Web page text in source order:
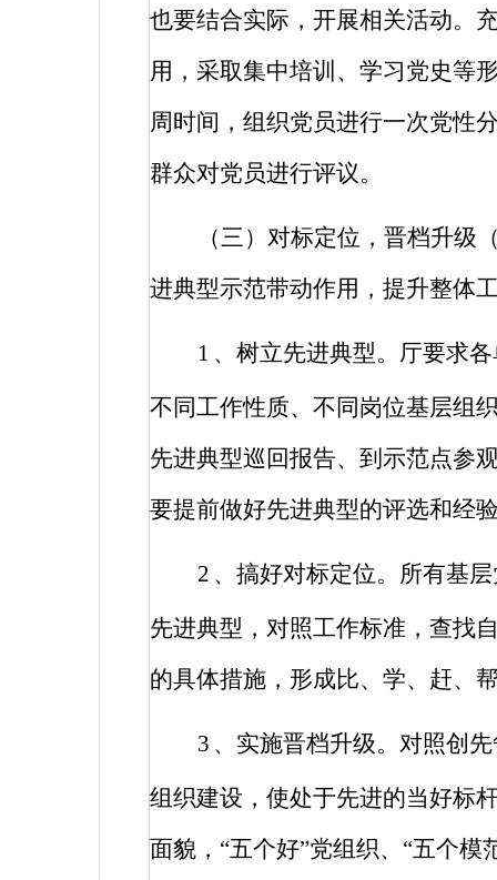
也要结合实际，开展相关活动。
用，采取集中培训、学习党史等
周时间，组织党员进行一次党性
群众对党员进行评议。
（三）对标定位，晋档升级
进典型示范带动作用，提升整体
1 、树立先进典型。厅要求
不同工作性质、不同岗位基层组
先进典型巡回报告、到示范点参
要提前做好先进典型的评选和经
2 、搞好对标定位。所有基
先进典型，对照工作标准，查找
的具体措施，形成比、学、赶、
3 、实施晋档升级。对照创
组织建设，使处于先进的当好标
面貌，“五个好”党组织、“五个